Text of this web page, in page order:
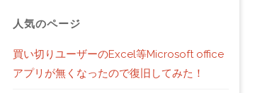
人気のページ
買い切りユーザーのExcel等Microsoft office
アプリが無くなったので復旧してみた！